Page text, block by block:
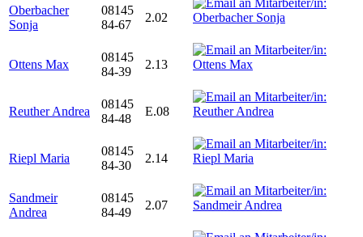
Oberbacher
Sonja
08145
84-67
2.02
Ottens Max
08145
84-39
2.13
Reuther Andrea
08145
84-48
E.08
Riepl Maria
08145
84-30
2.14
Sandmeir
Andrea
08145
84-49
2.07